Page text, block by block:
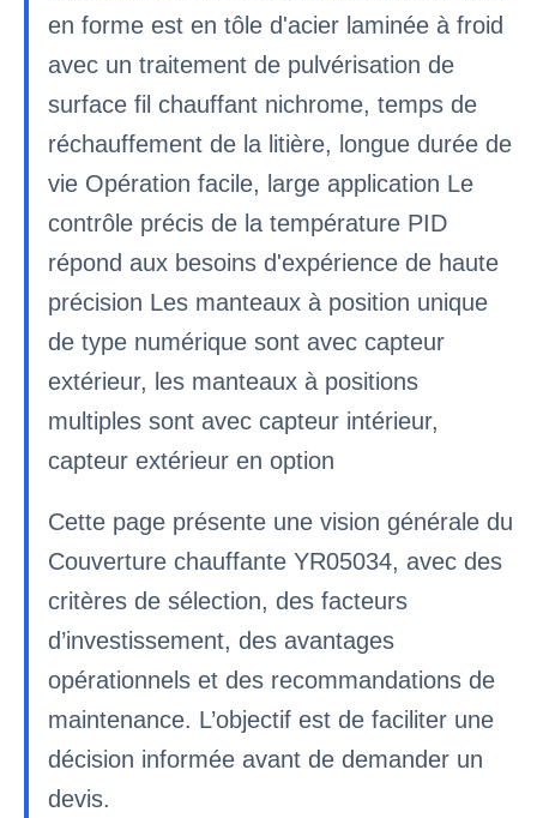
en forme est en tôle d'acier laminée à froid
avec un traitement de pulvérisation de
surface fil chauffant nichrome, temps de
réchauffement de la litière, longue durée de
vie Opération facile, large application Le
contrôle précis de la température PID
répond aux besoins d'expérience de haute
précision Les manteaux à position unique
de type numérique sont avec capteur
extérieur, les manteaux à positions
multiples sont avec capteur intérieur,
capteur extérieur en option
Cette page présente une vision générale du
Couverture chauffante YR05034, avec des
critères de sélection, des facteurs
d’investissement, des avantages
opérationnels et des recommandations de
maintenance. L’objectif est de faciliter une
décision informée avant de demander un
devis.